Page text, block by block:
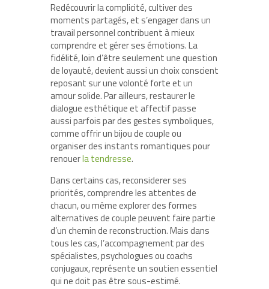
Redécouvrir la complicité, cultiver des
moments partagés, et s’engager dans un
travail personnel contribuent à mieux
comprendre et gérer ses émotions. La
fidélité, loin d’être seulement une question
de loyauté, devient aussi un choix conscient
reposant sur une volonté forte et un
amour solide. Par ailleurs, restaurer le
dialogue esthétique et affectif passe
aussi parfois par des gestes symboliques,
comme offrir un bijou de couple ou
organiser des instants romantiques pour
renouerla tendresse.
Dans certains cas, reconsiderer ses
priorités, comprendre les attentes de
chacun, ou même explorer des formes
alternatives de couple peuvent faire partie
d’un chemin de reconstruction. Mais dans
tous les cas, l’accompagnement par des
spécialistes, psychologues ou coachs
conjugaux, représente un soutien essentiel
qui ne doit pas être sous-estimé.